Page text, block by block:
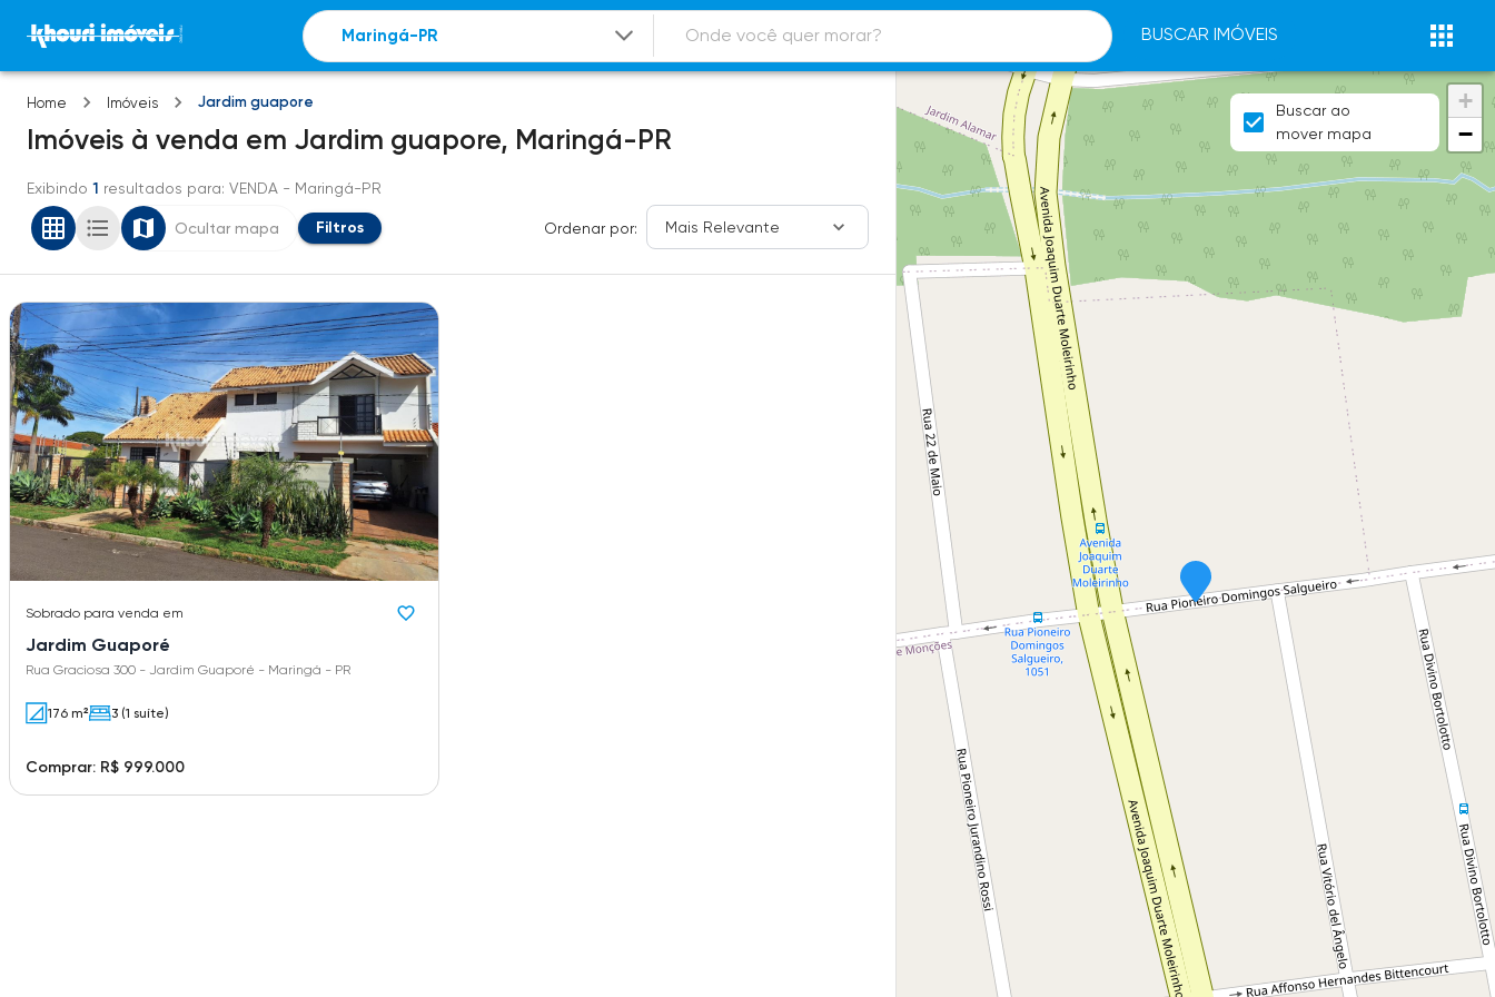
BUSCAR IMÓVEIS
Home Imóveis Jardim guapore
Imóveis à venda em Jardim guapore, Maringá-PR
Exibindo 1 resultados para: VENDA - Maringá-PR
Ocultar mapa Filtros Ordenar por: Mais Relevante
Sobrado para venda em
Jardim Guaporé
Rua Graciosa 300 - Jardim Guaporé - Maringá - PR
176 m² 3 (1 suíte)
Comprar: R$ 999.000
+
−
Buscar ao
mover mapa